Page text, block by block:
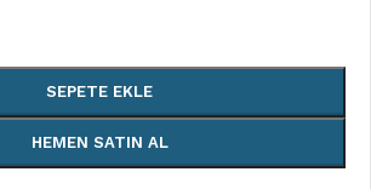
SEPETE EKLE
HEMEN SATIN AL